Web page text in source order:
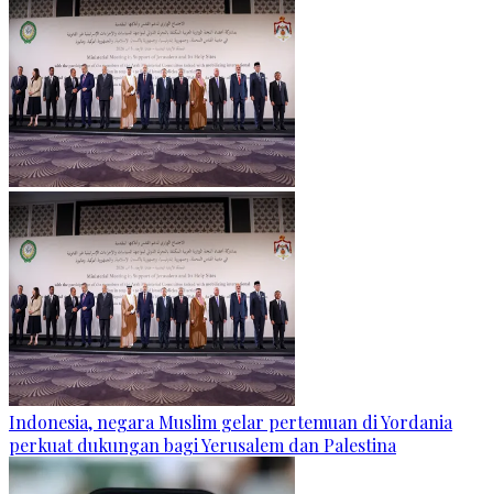
Indonesia, negara Muslim gelar pertemuan di Yordania
perkuat dukungan bagi Yerusalem dan Palestina